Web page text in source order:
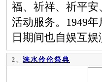
福、祈祥、祈平
活动服务。1949
日期间也自娱互
2、 涞水伶伦祭典